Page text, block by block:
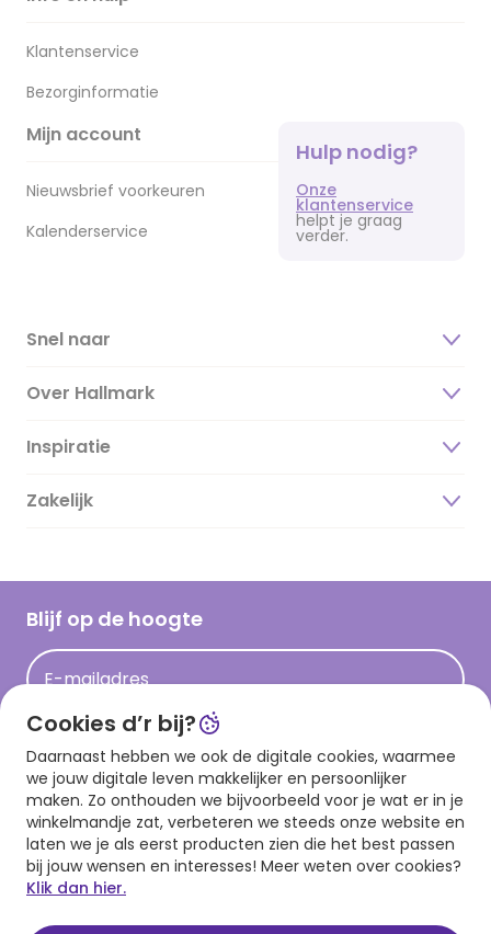
Klantenservice
Bezorginformatie
Mijn account
Nieuwsbrief voorkeuren
Kalenderservice
Hulp nodig?
Onze
klantenservice
helpt je graag
verder.
Snel naar
Over Hallmark
Over ons
Duurzaamheid
Hallmark Kaartclub
Acties
Hallmark en Kinderpostzegels
Inspiratie
Magazine
Cadeau inspiratie
Kaartinspiratie
Zakelijk
Blijf op de hoogte
E-mailadres
Aanmelden
Download onze app
Cookies d’r bij?
Daarnaast hebben we ook de digitale cookies, waarmee
we jouw digitale leven makkelijker en persoonlijker
maken. Zo onthouden we bijvoorbeeld voor je wat er in je
winkelmandje zat, verbeteren we steeds onze website en
laten we je als eerst producten zien die het best passen
bij jouw wensen en interesses! Meer weten over cookies?
Klik dan hier.